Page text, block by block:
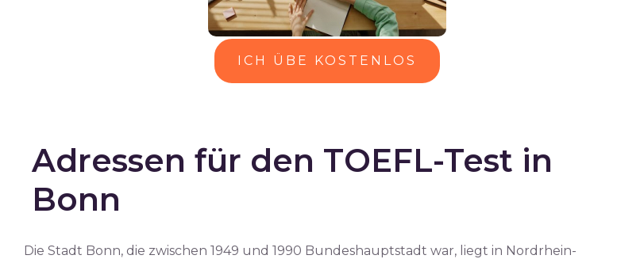
ICH ÜBE KOSTENLOS
Adressen für den TOEFL-Test in
Bonn
Die Stadt Bonn, die zwischen 1949 und 1990 Bundeshauptstadt war, liegt in Nordrhein-